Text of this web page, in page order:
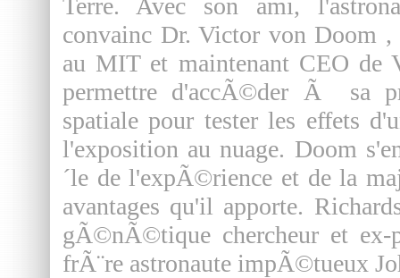
Terre. Avec son ami,
convainc Dr. Victor von Doom ,
au MIT et maintenant CEO de
permettre d'accÃ©der Ã sa
spatiale pour tester les effets
l'exposition au nuage. Doom
´le de l'expÃ©rience et de la
avantages qu'il apporte.
gÃ©nÃ©tique chercheur et ex-
frÃ¨re astronaute impÃ©tueux